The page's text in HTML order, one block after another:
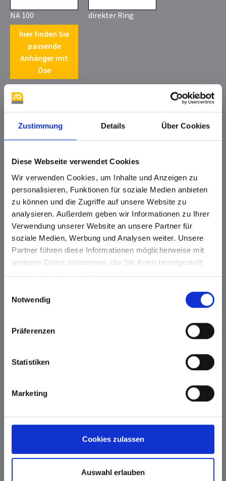
Zustimmung Details Über Cookies
Diese Webseite verwendet Cookies
Wir verwenden Cookies, um Inhalte und Anzeigen zu
personalisieren, Funktionen für soziale Medien anbieten
zu können und die Zugriffe auf unsere Website zu
analysieren. Außerdem geben wir Informationen zu Ihrer
Verwendung unserer Website an unsere Partner für
soziale Medien, Werbung und Analysen weiter. Unsere
Partner führen diese Informationen möglicherweise mit
weiteren Daten zusammen, die Sie ihnen bereitgestellt
haben oder die sie im Rahmen Ihrer Nutzung der Dienste
Notwendig
Präferenzen
Statistiken
Marketing
Cookies zulassen
Auswahl erlauben
NA 100
hier finden Sie
passende
Anhänger mit
Öse
direkter Ring
Zwischenglied
hier finden Sie
passende
Anhänger mit
Kralle
Karabinerhaken
* *
* *